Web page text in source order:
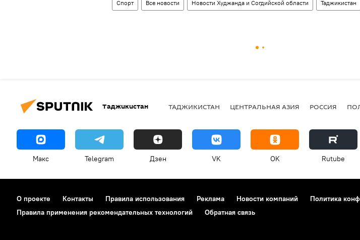
Спорт Все новости Новости Худжанда и Согдийской области Таджикистан
Таджикистан ТАДЖИКИСТАН ЦЕНТРАЛЬНАЯ АЗИЯ РОССИЯ
Макс Telegram Дзен VK OK Rutube
О проекте Контакты Правила использования Реклама Новости компаний Политика
Правила применения рекомендательных технологий
Обратная связь